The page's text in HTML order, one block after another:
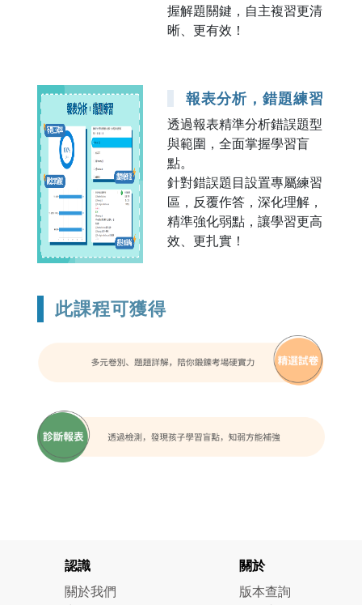
握解題關鍵，自主複習更清
晰、更有效！
報表分析，錯題練習
透過報表精準分析錯誤題型
與範圍，全面掌握學習盲
點。
針對錯誤題目設置專屬練習
區，反覆作答，深化理解，
精準強化弱點，讓學習更高
效、更扎實！
此課程可獲得
認識
關於我們
關於
版本查詢